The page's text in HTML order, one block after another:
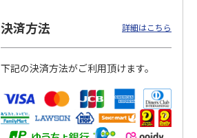
決済方法 詳細はこちら
下記の決済方法がご利用頂けます。